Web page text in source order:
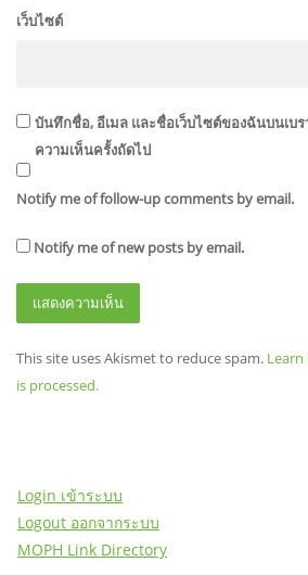
เว็บไซต์
บันทึกชื่อ, อีเมล และชื่อเว็บไซต์ของฉันบนเบ
ความเห็นครั้งถัดไป
Notify me of follow-up comments by email.
Notify me of new posts by email.
This site uses Akismet to reduce spam.
is processed.
Login เข้าระบบ
Logout ออกจากระบบ
MOPH Link Directory